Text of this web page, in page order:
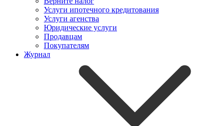
Услуги ипотечного кредитования
Услуги агенства
Юридические услуги
Продавцам
Покупателям
Журнал